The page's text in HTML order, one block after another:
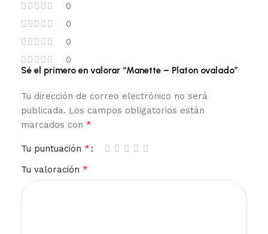
0
0
0
0
Sé el primero en valorar “Manette – Platon ovalado”
Tu dirección de correo electrónico no será
publicada. Los campos obligatorios están
marcados con *
Tu puntuación *
Tu valoración *